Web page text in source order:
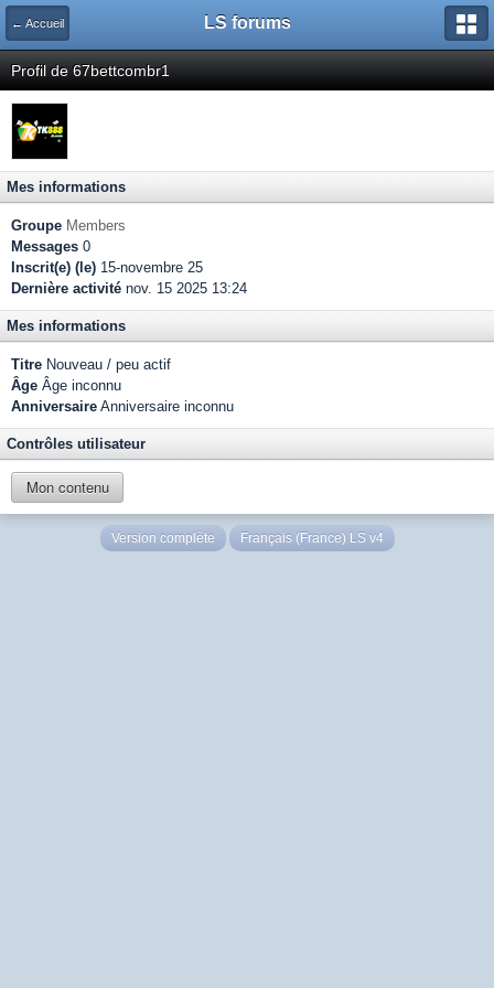
← Accueil LS forums
Profil de 67bettcombr1
Mes informations
Groupe Members
Messages 0
Inscrit(e) (le) 15-novembre 25
Dernière activité nov. 15 2025 13:24
Mes informations
Titre Nouveau / peu actif
Âge Âge inconnu
Anniversaire Anniversaire inconnu
Contrôles utilisateur
Mon contenu
Version complète Français (France) LS v4